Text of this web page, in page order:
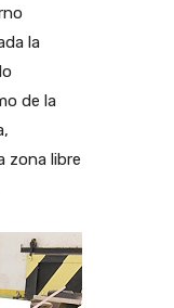
la
de la
zona libre